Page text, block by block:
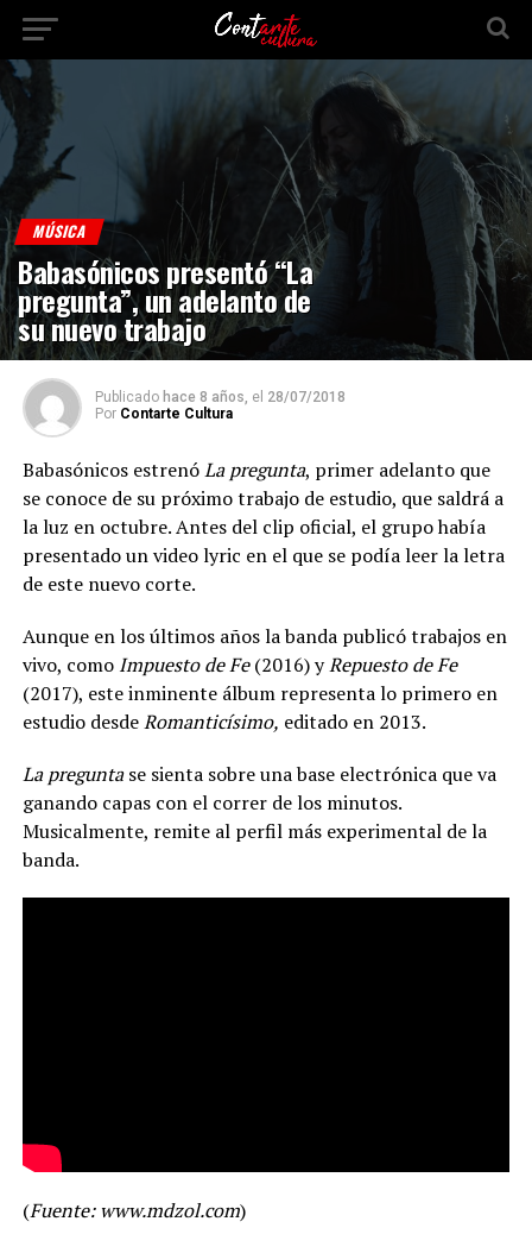
MÚSICA
Babasónicos presentó “La
pregunta”, un adelanto de
su nuevo trabajo
Publicado hace 8 años, el 28/07/2018
Por Contarte Cultura
Babasónicos estrenóLa pregunta, primer adelanto que
se conoce de su próximo trabajo de estudio, que saldrá a
la luz en octubre. Antes del clip oficial, el grupo había
presentado un video lyric en el que se podía leer la letra
de este nuevo corte.
Aunque en los últimos años la banda publicó trabajos en
vivo, como Impuesto de Fe(2016) yRepuesto de Fe
(2017), este inminente álbum representa lo primero en
estudio desdeRomanticísimo, editado en 2013.
La preguntase sienta sobre una base electrónica que va
ganando capas con el correr de los minutos.
Musicalmente, remite al perfil más experimental de la
banda.
(Fuente: www.mdzol.com)